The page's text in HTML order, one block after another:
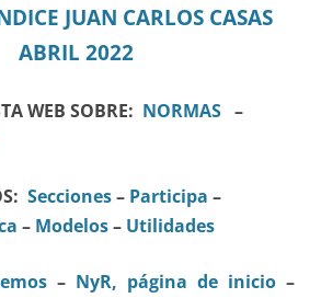
JUAN CARLOS CASAS
ABRIL 2022
WEB SOBRE: NORMAS –
Secciones– Participa –
– Modelos– Utilidades
– NyR, página de inicio –